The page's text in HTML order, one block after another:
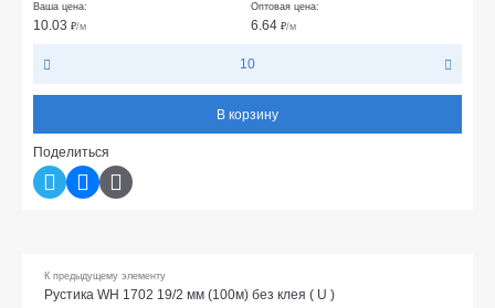
Ваша цена:
10.03 ₽/м
Оптовая цена:
6.64 ₽/м
10
В корзину
Поделиться
К предыдущему элементу
Рустика WH 1702 19/2 мм (100м) без клея ( U )